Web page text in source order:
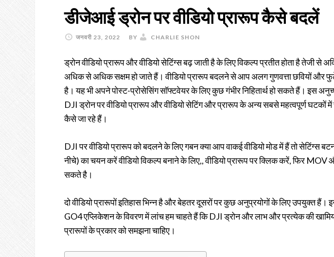
डीजेआई ड्रोन पर वीडियो प्रारूप कैसे बदलें
जनवरी 23, 2022 BY CHARLIE SHON
ड्रोन वीडियो प्रारूप और वीडियो सेटिंग्स बढ़ जाती है के लिए विकल्प प्रतीत होता है तेजी से
अधिक से अधिक सक्षम हो जाते हैं। वीडियो प्रारूप बदलने से आप अलग गुणवत्ता छवियों और
है। यह भी अपने पोस्ट-प्रोसेसिंग सॉफ्टवेयर के लिए कुछ गंभीर निहितार्थ हो सकते हैं। इस
DJI ड्रोन पर वीडियो प्रारूप और वीडियो सेटिंग और प्रारूप के अन्य सबसे महत्वपूर्ण
कैसे जा रहे हैं।
DJI पर वीडियो प्रारूप को बदलने के लिए गबन क्या आप वाकई वीडियो मोड में हैं तो सेटिंग्स
नीचे) का चयन करें वीडियो विकल्प बनाने के लिए,, वीडियो प्रारूप पर क्लिक करें, फिर
सकते है।
दो वीडियो प्रारूपों इतिहास भिन्न है और बेहतर दूसरों पर कुछ अनुप्रयोगों के लिए उपयुक्त
GO4 एप्लिकेशन के विवरण में लांच हम चाहते हैं कि DJI ड्रोन और लाभ और प्रत्येक की
प्रारूपों के प्रकार को समझना चाहिए।